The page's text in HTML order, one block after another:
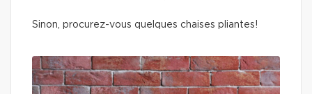
Sinon, procurez-vous quelques chaises pliantes!